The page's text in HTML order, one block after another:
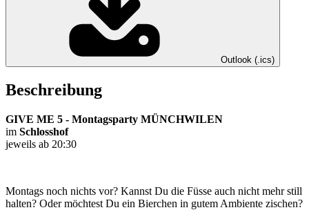
Outlook (.ics)
Beschreibung
GIVE ME 5 - Montagsparty MÜNCHWILEN
im Schlosshof
jeweils ab 20:30
Montags noch nichts vor? Kannst Du die Füsse auch nicht mehr still
halten? Oder möchtest Du ein Bierchen in gutem Ambiente zischen?